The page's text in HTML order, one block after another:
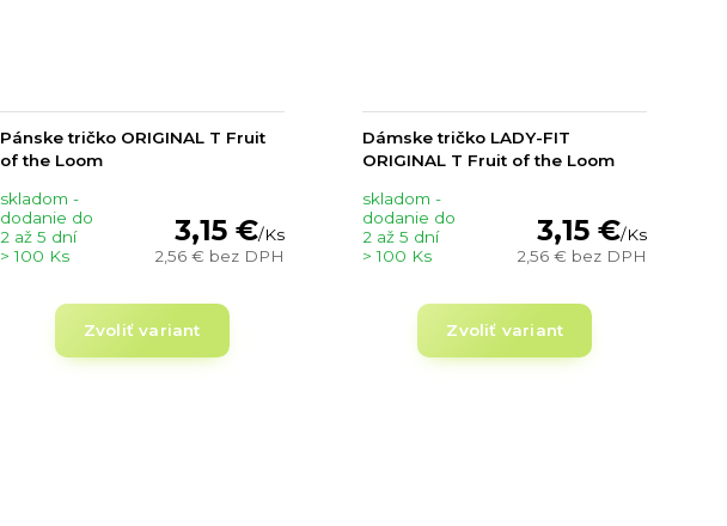
Pánske tričko ORIGINAL T Fruit
of the Loom
3,15 €/Ks
2,56 € bez DPH
skladom -
dodanie do
2 až 5 dní
> 100 Ks
Zvoliť variant
Dámske tričko LADY-FIT
ORIGINAL T Fruit of the Loom
3,15 €/Ks
2,56 € bez DPH
skladom -
dodanie do
2 až 5 dní
> 100 Ks
Zvoliť variant